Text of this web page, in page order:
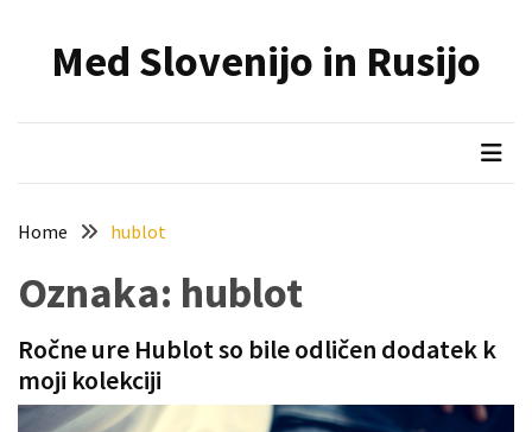
content
NAJNOVEJŠI
dedku
spremenil
življenje
Zelo
priljubljena
naglavna
contentMed Slovenijo in Rusijo
Home hublot
Oznaka: hublot
Ročne ure Hublot so bile odličen dodatek k
moji kolekciji